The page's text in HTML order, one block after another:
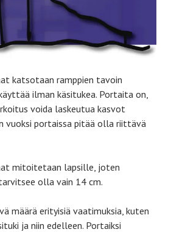
katsotaan ramppien tavoin
ilman käsitukea. Portaita on,
voida laskeutua kasvot
vuoksi portaissa pitää olla riittävä
mitoitetaan lapsille, joten
olla vain 14 cm.
määrä erityisiä vaatimuksia, kuten
ja niin edelleen. Portaiksi